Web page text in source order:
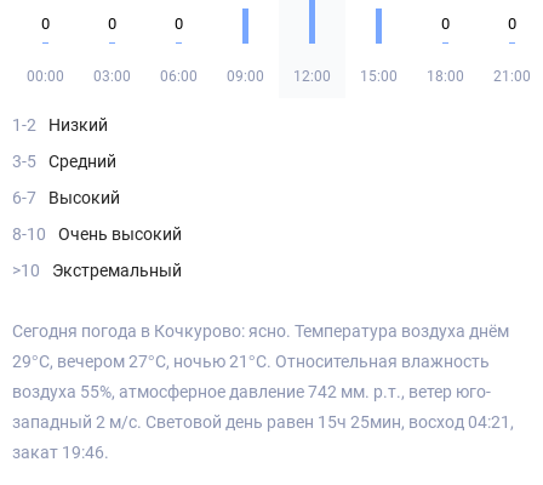
0
00:00
0
03:00
0
06:00 09:00 12:00 15:00
0
18:00
0
21:00
1-2
Низкий
3-5
Средний
6-7
Высокий
8-10
Очень высокий
>10
Экстремальный
Сегодня погода в Кочкурово: ясно. Температура воздуха днём
29°С, вечером 27°С, ночью 21°С. Относительная влажность
воздуха 55%, атмосферное давление 742 мм. р.т., ветер юго-
западный 2 м/с. Световой день равен 15ч 25мин, восход 04:21,
закат 19:46.